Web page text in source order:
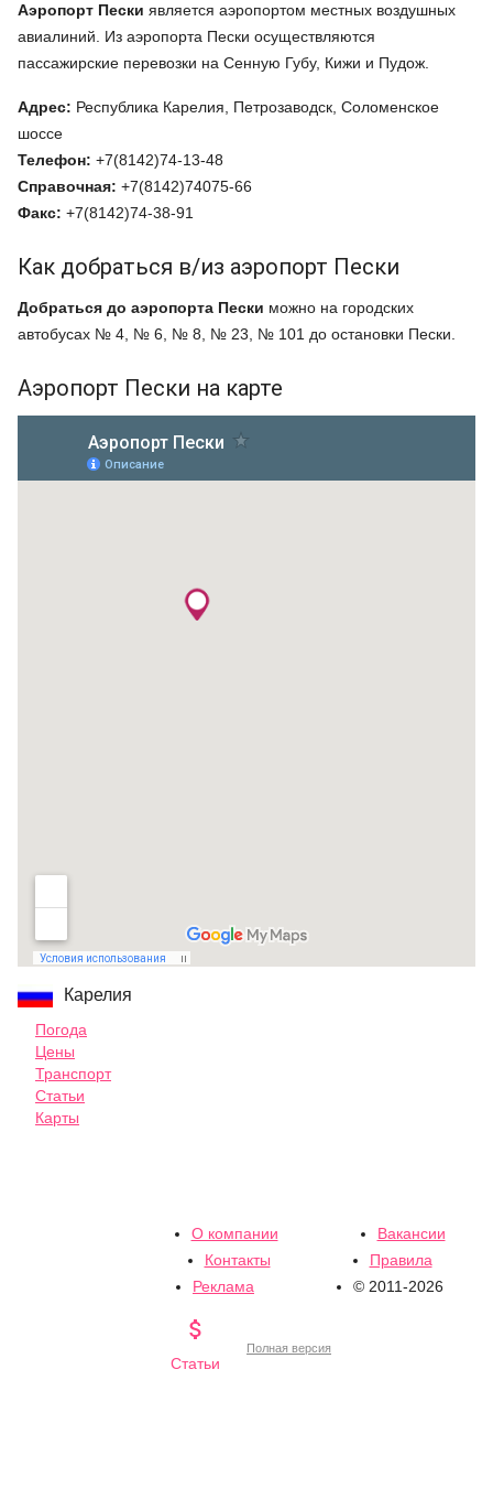
Аэропорт Пески является аэропортом местных воздушных
авиалиний. Из аэропорта Пески осуществляются
пассажирские перевозки на Сенную Губу, Кижи и Пудож.
Адрес: Республика Карелия, Петрозаводск, Соломенское
шоссе
Телефон: +7(8142)74-13-48
Справочная: +7(8142)74075-66
Факс: +7(8142)74-38-91
Как добраться в/из аэропорт Пески
Добраться до аэропорта Пески можно на городских
автобусах № 4, № 6, № 8, № 23, № 101 до остановки Пески.
Аэропорт Пески на карте
Карелия
Погода
Цены
Транспорт
Статьи
Карты
О компании
Вакансии
Контакты
Правила
Реклама
© 2011-2026

Статьи
Полная версия